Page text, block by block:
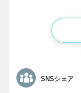
SNSシェア